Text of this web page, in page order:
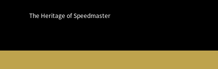
The Heritage of Speedmaster